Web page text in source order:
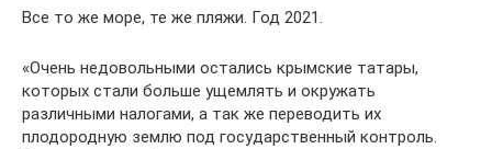
Все то же море, те же пляжи. Год 2021.
«Очень недовольными остались крымские татары,
которых стали больше ущемлять и окружать
различными налогами, а так же переводить их
плодородную землю под государственный контроль.